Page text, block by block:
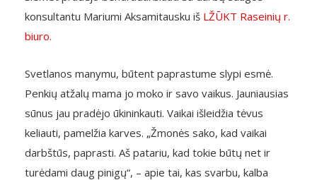
konsultantu Mariumi Aksamitausku iš LŽŪKT Raseinių r.
biuro.
Svetlanos manymu, būtent paprastume slypi esmė.
Penkių atžalų mama jo moko ir savo vaikus. Jauniausias
sūnus jau pradėjo ūkininkauti. Vaikai išleidžia tėvus
keliauti, pamelžia karves. „Žmonės sako, kad vaikai
darbštūs, paprasti. Aš patariu, kad tokie būtų net ir
turėdami daug pinigų“, – apie tai, kas svarbu, kalba